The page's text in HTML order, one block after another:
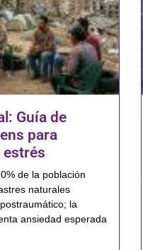
Guía de
para
estrés
de la población
naturales
la
ansiedad esperada